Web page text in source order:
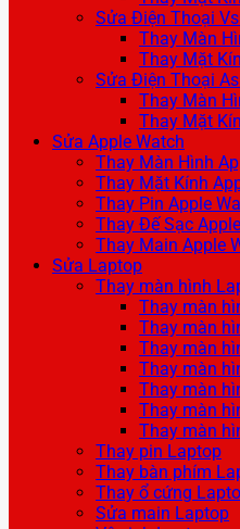
Sửa Điện Thoại
Thay Màn
Thay Mặt
Sửa Điện Thoại
Thay Màn
Thay Mặt
Sửa Apple Watch
Thay Màn Hình
Thay Mặt Kính
Thay Pin Apple
Thay Đế Sạc
Thay Main Apple
Sửa Laptop
Thay màn hình
Thay màn
Thay màn
Thay màn
Thay màn
Thay màn
Thay màn
Thay màn
Thay pin Laptop
Thay bàn phím
Thay ổ cứng
Sửa main Laptop